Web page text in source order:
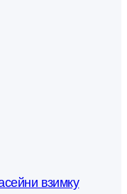
взимку